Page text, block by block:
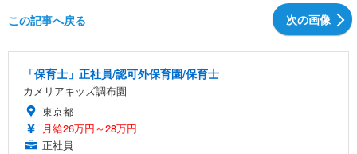
次の画像
この記事へ戻る
「保育士」正社員/認可外保育園/保育士
カメリアキッズ調布園
東京都
月給26万円～28万円
正社員